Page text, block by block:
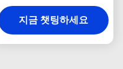
OCR 광각 바코드 스캐너
지금 챗팅하세요